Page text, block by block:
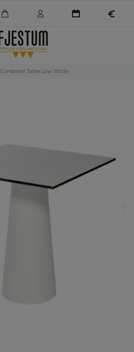
Container Table Low White